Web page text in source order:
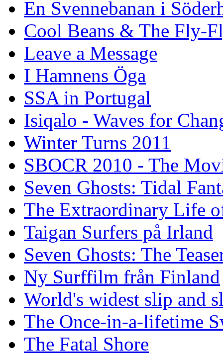
En Svennebanan i
Cool Beans & The Fly-
Leave a Message
I Hamnens Öga
SSA in Portugal
Isiqalo - Waves for
Winter Turns 2011
SBOCR 2010 - The
Seven Ghosts: Tidal
The Extraordinary Life
Taigan Surfers på Irland
Seven Ghosts: The
Ny Surffilm från Finland
World's widest slip and
The Once-in-a-lifetime
The Fatal Shore